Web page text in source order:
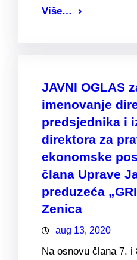
Više…
JAVNI OGLAS
imenovanje
predsjednika i
direktora za
ekonomske
člana Uprave
preduzeća
Zenica
aug 13, 2020
Na osnovu člana 7. i